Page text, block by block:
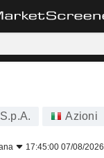
Azioni
17:45:00 07/08/2026